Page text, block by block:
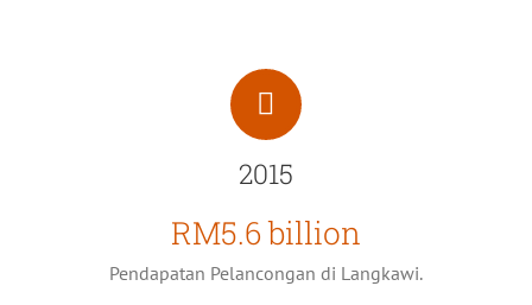
2015
RM5.6 billion
Pendapatan Pelancongan di Langkawi.